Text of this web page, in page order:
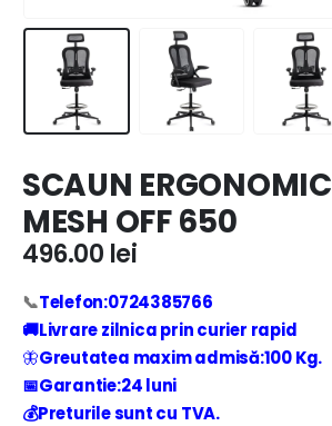
SCAUN ERGONOMIC
MESH OFF 650
496.00 lei
📞Telefon:0724385766
🚚Livrare zilnica prin curier rapid
🦋Greutatea maxim admisă:100 Kg.
📅Garantie:24 luni
💰Preturile sunt cu TVA.